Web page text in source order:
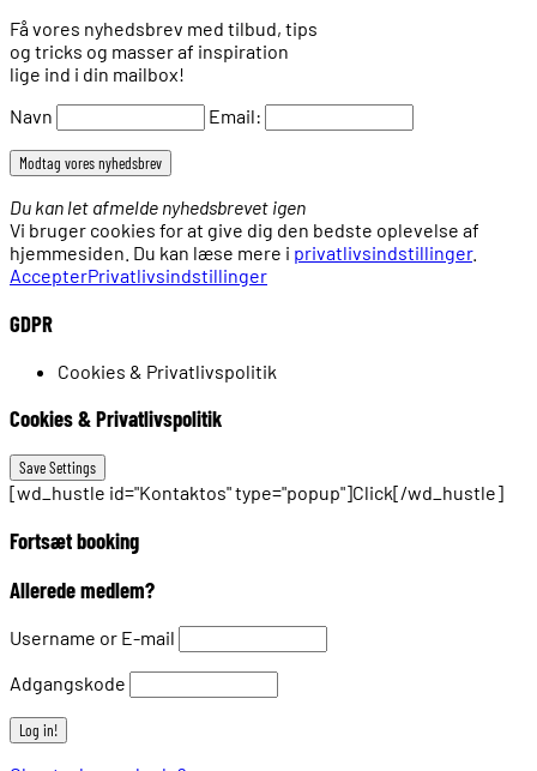
Få vores nyhedsbrev med tilbud, tips
og tricks og masser af inspiration
lige ind i din mailbox!
Navn
Email:
Du kan let afmelde nyhedsbrevet igen
Vi bruger cookies for at give dig den bedste oplevelse af
hjemmesiden. Du kan læse mere i privatlivsindstillinger.
AccepterPrivatlivsindstillinger
GDPR
Cookies & Privatlivspolitik
Cookies & Privatlivspolitik
[wd_hustle id="Kontaktos" type="popup"]Click[/wd_hustle]
Fortsæt booking
Allerede medlem?
Username or E-mail
Adgangskode